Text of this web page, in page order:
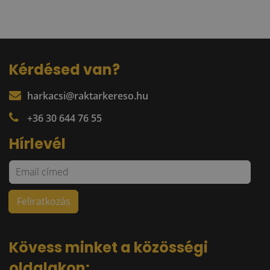
Kérdésed van?
harkacsi@raktarkereso.hu
+36 30 644 76 55
Hírlevél
Kövess minket a közösségi